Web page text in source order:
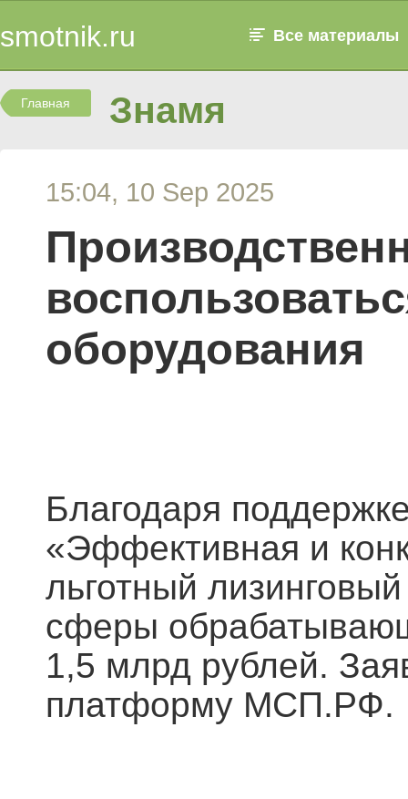
smotnik.ru Все материалы
Главная Знамя
15:04, 10 Sep 2025
оборудования
Благодаря
«Эффективная и
льготный
сферы
1,5 млрд рублей.
платформу МСП.РФ.